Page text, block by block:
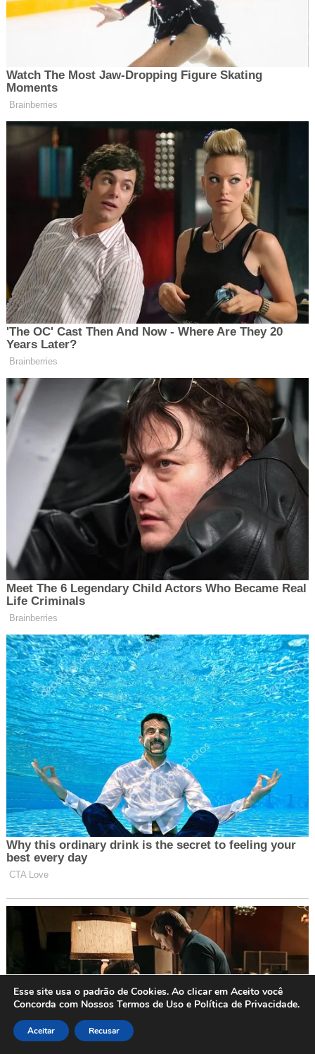
Esse site usa o padrão de Cookies. Ao clicar em Aceito você
Concorda com Nossos Termos de Uso e Política de Privacidade.
Aceitar Recusar